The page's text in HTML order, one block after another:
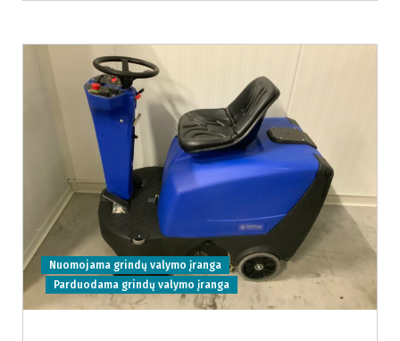
Nuomojama grindų valymo įranga
Parduodama grindų valymo įranga